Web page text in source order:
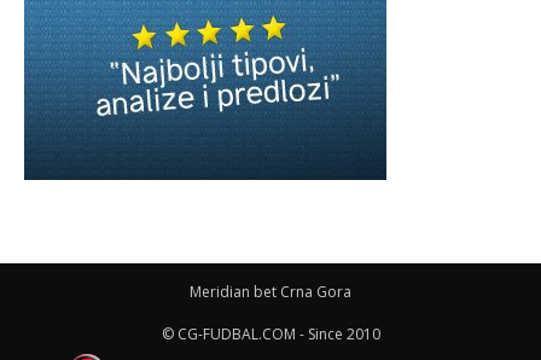
Meridian bet Crna Gora
© CG-FUDBAL.COM - Since 2010